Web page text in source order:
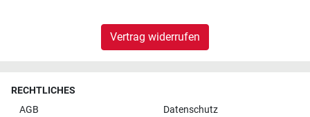
Vertrag widerrufen
RECHTLICHES
AGB
Datenschutz